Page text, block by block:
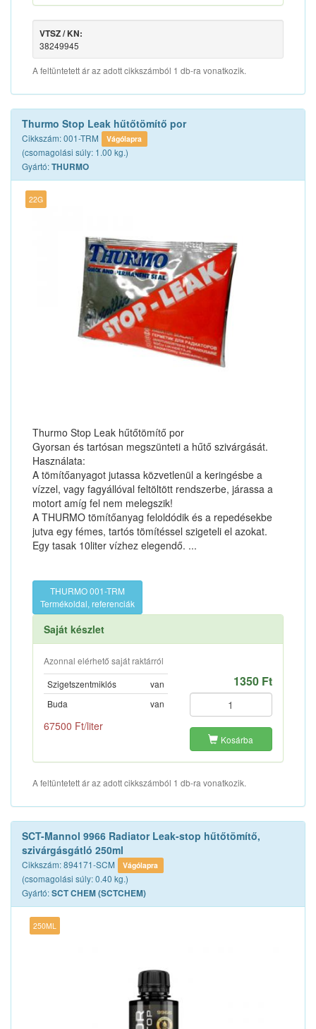
VTSZ / KN:
38249945
A feltüntetett ár az adott cikkszámból 1 db-ra vonatkozik.
Thurmo Stop Leak hűtőtömítő por
Cikkszám: 001-TRM Vágólapra
(csomagolási súly: 1.00 kg.)
Gyártó:THURMO
22G
Thurmo Stop Leak hűtőtömítő por
Gyorsan és tartósan megszünteti a hűtő szivárgását.
Használata:
A tömítőanyagot jutassa közvetlenül a keringésbe a
vízzel, vagy fagyállóval feltöltött rendszerbe, járassa a
motort amíg fel nem melegszik!
A THURMO tömítőanyag feloldódik és a repedésekbe
jutva egy fémes, tartós tömítéssel szigeteli el azokat.
Egy tasak 10liter vízhez elegendő. ...
THURMO 001-TRM
Termékoldal, referenciák
Saját készlet
Azonnal elérhető saját raktárról
Szigetszentmiklós
van
Buda
van
67500 Ft/liter
1350 Ft
Kosárba
A feltüntetett ár az adott cikkszámból 1 db-ra vonatkozik.
SCT-Mannol 9966 Radiator Leak-stop hűtőtömítő,
szivárgásgátló 250ml
Cikkszám: 894171-SCM Vágólapra
(csomagolási súly: 0.40 kg.)
Gyártó:SCT CHEM (SCTCHEM)
250ML